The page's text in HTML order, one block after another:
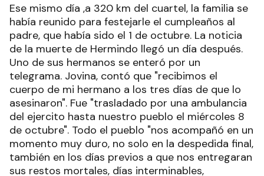
Ese mismo día ,a 320 km del cuartel, la familia se
había reunido para festejarle el cumpleaños al
padre, que había sido el 1 de octubre. La noticia
de la muerte de Hermindo llegó un día después.
Uno de sus hermanos se enteró por un
telegrama. Jovina, contó que "recibimos el
cuerpo de mi hermano a los tres días de que lo
asesinaron". Fue "trasladado por una ambulancia
del ejercito hasta nuestro pueblo el miércoles 8
de octubre". Todo el pueblo "nos acompañó en un
momento muy duro, no solo en la despedida final,
también en los días previos a que nos entregaran
sus restos mortales, días interminables,